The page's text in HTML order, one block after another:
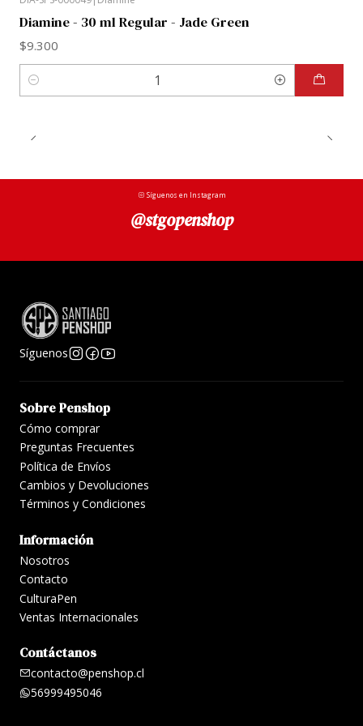
Diamine - 30 ml Regular - Jade Green
$9.300
Cantidad
Síguenos en Instagram
@stgopenshop
Síguenos
Sobre Penshop
Cómo comprar
Preguntas Frecuentes
Política de Envíos
Cambios y Devoluciones
Términos y Condiciones
Información
Nosotros
Contacto
CulturaPen
Ventas Internacionales
Contáctanos
contacto@penshop.cl
56999495046